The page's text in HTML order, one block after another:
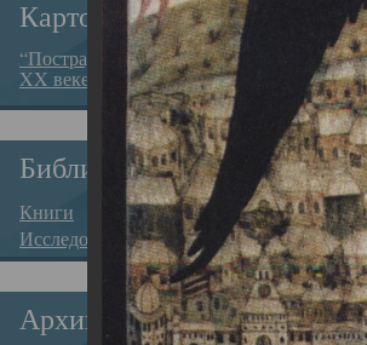
Картотека
“Пострадавшие за веру в
XX веке на Севере”
Библиотека
Книги
Исследования
Архив